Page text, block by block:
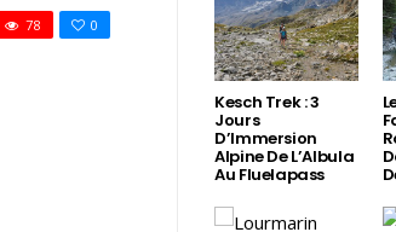
0
78
Kesch Trek : 3
Jours
D’Immersion
Alpine De L’Albula
Au Fluelapass